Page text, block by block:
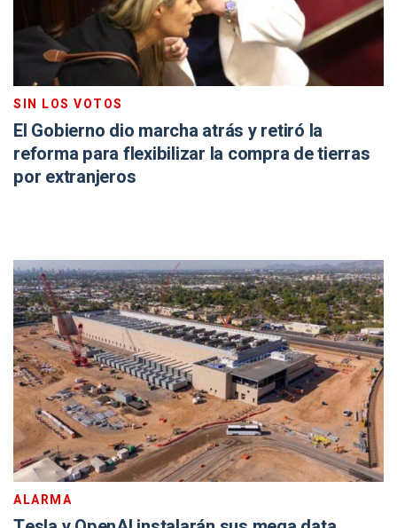
SIN LOS VOTOS
El Gobierno dio marcha atrás y retiró la
reforma para flexibilizar la compra de tierras
por extranjeros
ALARMA